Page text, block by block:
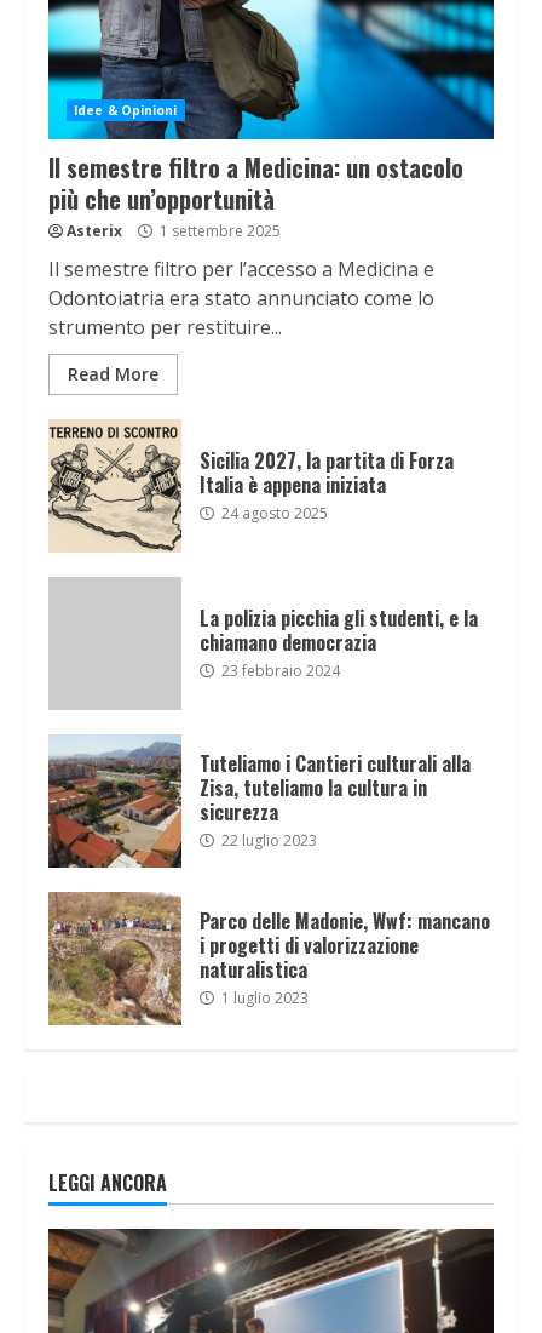
Idee & Opinioni
Il semestre filtro a Medicina: un ostacolo
più che un’opportunità
Asterix 1 settembre 2025
Il semestre filtro per l’accesso a Medicina e
Odontoiatria era stato annunciato come lo
strumento per restituire...
Read More
Sicilia 2027, la partita di Forza
Italia è appena iniziata
24 agosto 2025
La polizia picchia gli studenti, e la
chiamano democrazia
23 febbraio 2024
Tuteliamo i Cantieri culturali alla
Zisa, tuteliamo la cultura in
sicurezza
22 luglio 2023
Parco delle Madonie, Wwf: mancano
i progetti di valorizzazione
naturalistica
1 luglio 2023
LEGGI ANCORA